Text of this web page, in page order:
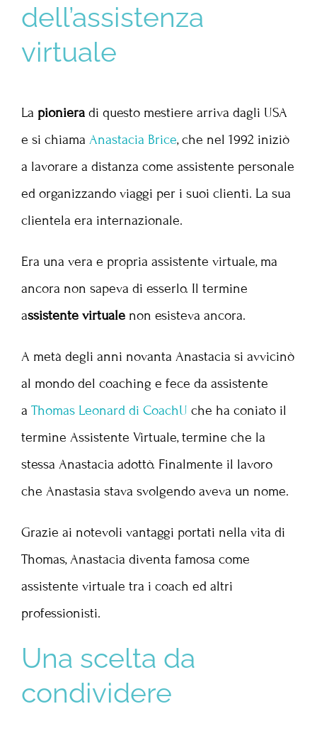
dell’assistenza
virtuale
La pioniera di questo mestiere arriva dagli USA
e si chiama Anastacia Brice, che nel 1992 iniziò
a lavorare a distanza come assistente personale
ed organizzando viaggi per i suoi clienti. La sua
clientela era internazionale.
Era una vera e propria assistente virtuale, ma
ancora non sapeva di esserlo. Il termine
assistente virtuale non esisteva ancora.
A metà degli anni novanta Anastacia si avvicinò
al mondo del coaching e fece da assistente
a Thomas Leonard di CoachU che ha coniato il
termine Assistente Virtuale, termine che la
stessa Anastacia adottò. Finalmente il lavoro
che Anastasia stava svolgendo aveva un nome.
Grazie ai notevoli vantaggi portati nella vita di
Thomas, Anastacia diventa famosa come
assistente virtuale tra i coach ed altri
professionisti.
Una scelta da
condividere